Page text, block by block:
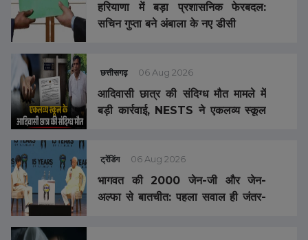
हरियाणा में बड़ा प्रशासनिक फेरबदल:
सचिन गुप्ता बने अंबाला के नए डीसी
छत्तीसगढ़ 06 Aug 2026
आदिवासी छात्र की संदिग्ध मौत मामले में
बड़ी कार्रवाई, NESTS ने एकलव्य स्कूल
ट्रेंडिंग 06 Aug 2026
भागवत की 2000 जेन-जी और जेन-
अल्फा से बातचीत: पहला सवाल ही जंतर-